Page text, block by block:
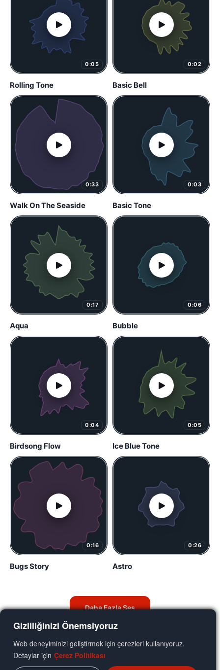
Gizliliğinizi Önemsiyoruz
Web deneyiminizi geliştirmek için çerezleri kullanıyoruz.
Detaylar için Çerez Politikası
0:05
Rolling Tone
0:02
Basic Bell
0:33
Walk On The Seaside
0:03
Basic Tone
0:17
Aqua
0:06
Bubble
0:04
Birdsong Flow
0:05
Ice Blue Tone
0:16
Bugs Story
0:26
Astro
Daha Fazla Ses